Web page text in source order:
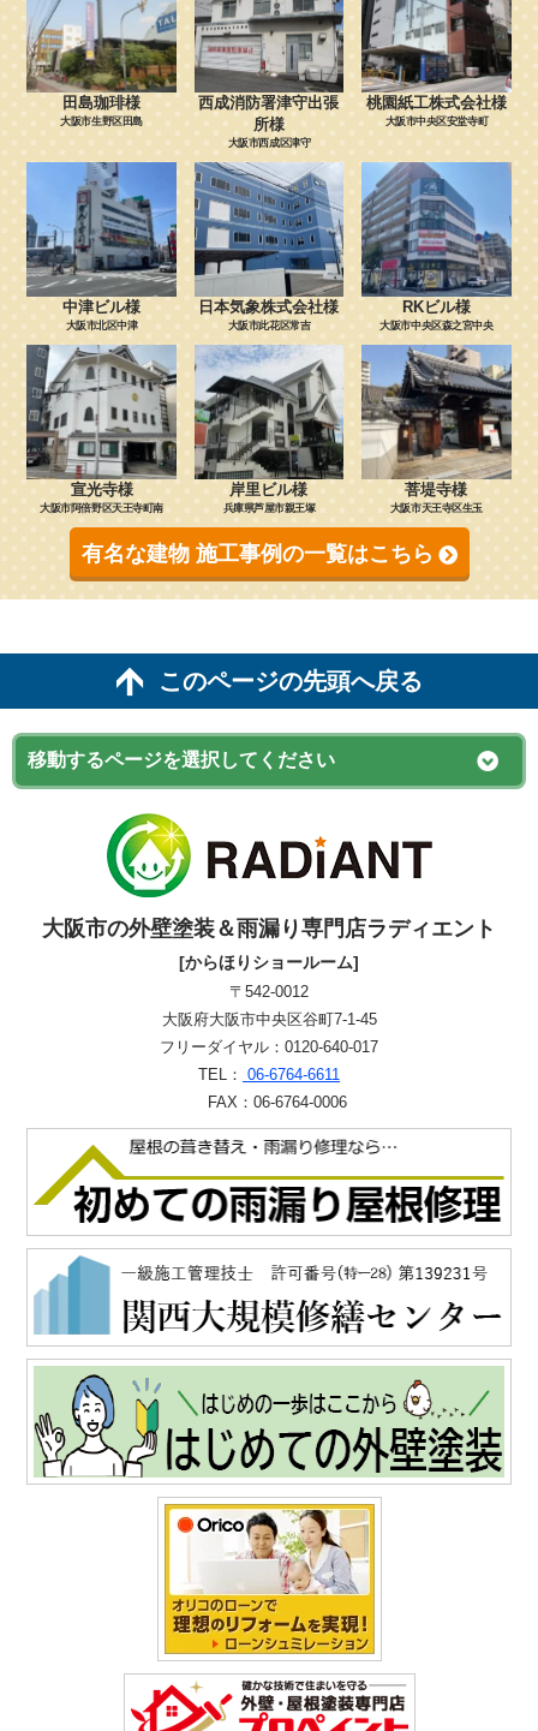
田島珈琲様
大阪市生野区田島
西成消防署津守出張
所様
大阪市西成区津守
桃園紙工株式会社様
大阪市中央区安堂寺町
中津ビル様
大阪市北区中津
日本気象株式会社様
大阪市此花区常吉
RKビル様
大阪市中央区森之宮中央
宣光寺様
大阪市阿倍野区天王寺町南
岸里ビル様
兵庫県芦屋市親王塚
菩堤寺様
大阪市天王寺区生玉
有名な建物 施工事例の一覧はこちら
このページの先頭へ戻る
大阪市の外壁塗装＆雨漏り専門店ラディエント
[からほりショールーム]
〒542-0012
大阪府大阪市中央区谷町7-1-45
フリーダイヤル：0120-640-017
TEL： 06-6764-6611
FAX：06-6764-0006